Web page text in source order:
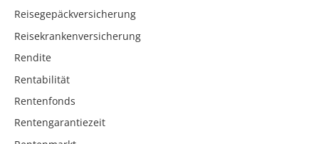
Reisegepäckversicherung
Reisekrankenversicherung
Rendite
Rentabilität
Rentenfonds
Rentengarantiezeit